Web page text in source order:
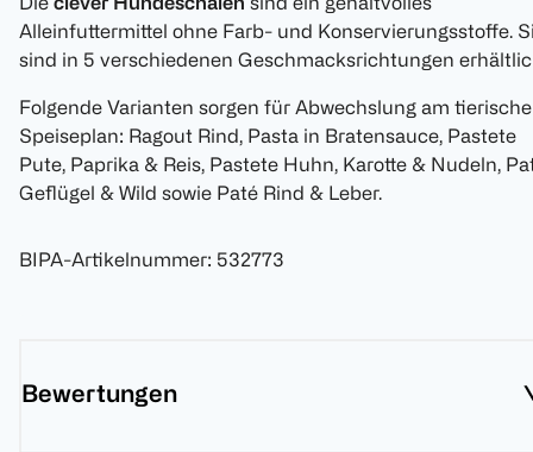
Alleinfuttermittel ohne Farb- und Konservierungsstoffe.
sind in 5 verschiedenen Geschmacksrichtungen
Folgende Varianten sorgen für Abwechslung am
Speiseplan: Ragout Rind, Pasta in Bratensauce, Pastete
Pute, Paprika & Reis, Pastete Huhn, Karotte & Nudeln,
Geflügel & Wild sowie Paté Rind & Leber.
BIPA-Artikelnummer: 532773
Bewertungen